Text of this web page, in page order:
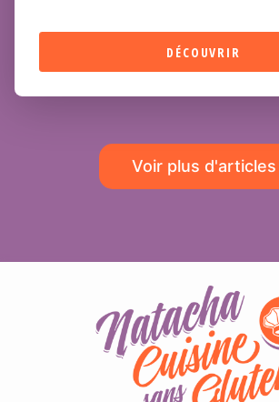
DÉCOUVRIR
Voir plus d'articles